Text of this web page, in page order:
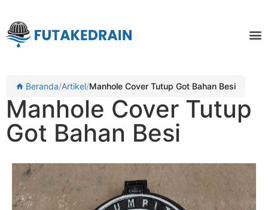
Beranda/Artikel/Manhole Cover Tutup Got Bahan Besi
Manhole Cover Tutup
Got Bahan Besi